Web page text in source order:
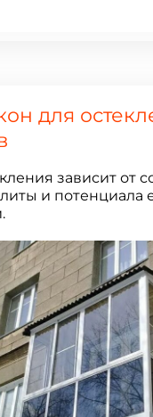
для
зависит от
и потенциала